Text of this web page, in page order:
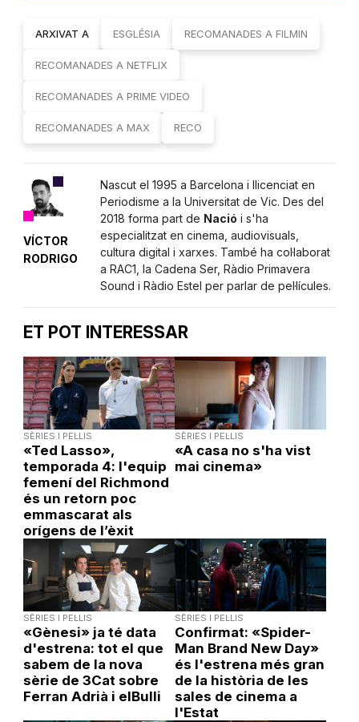
ARXIVAT A ESGLÉSIA RECOMANADES A FILMIN
RECOMANADES A NETFLIX
RECOMANADES A PRIME VIDEO
RECOMANADES A MAX RECO
VÍCTOR
RODRIGO
Nascut el 1995 a Barcelona i llicenciat en
Periodisme a la Universitat de Vic. Des del
2018 forma part de Nació i s'ha
especialitzat en cinema, audiovisuals,
cultura digital i xarxes. També ha col·laborat
a RAC1, la Cadena Ser, Ràdio Primavera
Sound i Ràdio Estel per parlar de pel·lícules.
ET POT INTERESSAR
SÈRIES I PEL·LIS
«Ted Lasso»,
temporada 4: l'equip
femení del Richmond
és un retorn poc
emmascarat als
orígens de l’èxit
SÈRIES I PEL·LIS
«A casa no s'ha vist
mai cinema»
SÈRIES I PEL·LIS
«Gènesi» ja té data
d'estrena: tot el que
sabem de la nova
sèrie de 3Cat sobre
Ferran Adrià i elBulli
SÈRIES I PEL·LIS
Confirmat: «Spider-
Man Brand New Day»
és l'estrena més gran
de la història de les
sales de cinema a
l'Estat